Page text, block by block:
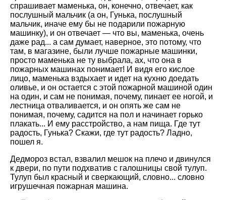
спрашивает маменька, он, конечно, отвечает, как
послушный мальчик (а он, Гунька, послушный
мальчик, иначе ему бы не подарили пожарную
машинку), и он отвечает — что вы, маменька, очень
даже рад... а сам думает, наверное, это потому, что
там, в магазине, были лучше пожарные машинки,
просто маменька не ту выбрала, ах, что она в
пожарных машинах понимает! И видя его кислое
лицо, маменька вздыхает и идет на кухню доедать
оливье, и он остается с этой пожарной машиной один
на один, и сам не понимая, почему, пинает ее ногой, и
лестница отваливается, и он опять же сам не
понимая, почему, садится на пол и начинает горько
плакать... И ему расстройство, а нам пища. Где тут
радость, Гунька? Скажи, где тут радость? Ладно,
пошел я.
Дедмороз встал, взвалил мешок на плечо и двинулся
к двери, по пути подхватив с галошницы свой тулуп.
Тулуп был красный и сверкающий, словно... словно
игрушечная пожарная машина.